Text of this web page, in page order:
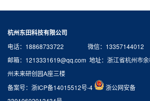
杭州东田科技有限公司
电话：18868733722 微信：13357144012
邮箱：1213331619@qq.com 地址：浙江省杭州市
州未来研创园A座三楼
备案号： 浙ICP备14015512号-4
浙公网安备